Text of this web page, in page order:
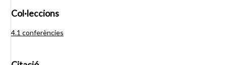
Col·leccions
4.1 conferències